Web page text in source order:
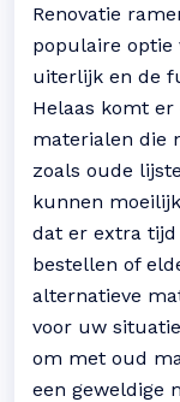
Renovatie
populaire optie
uiterlijk en de
Helaas komt er
materialen die
zoals oude
kunnen
dat er extra tijd
bestellen of
alternatieve
voor uw
om met oud
een geweldige